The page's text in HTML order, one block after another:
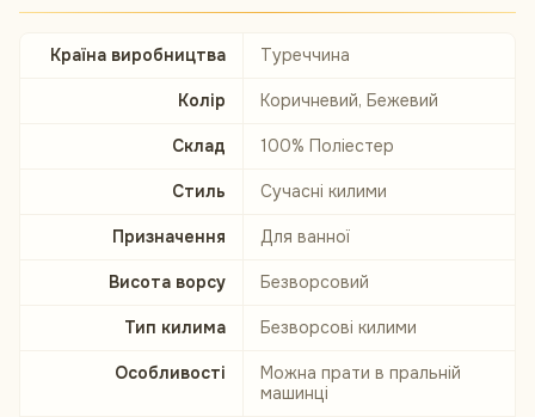
Країна виробництва Туреччина
Колір Коричневий, Бежевий
Склад 100% Поліестер
Стиль Сучасні килими
Призначення Для ванної
Висота ворсу Безворсовий
Тип килима Безворсові килими
Особливості
Можна прати в пральній
машинці